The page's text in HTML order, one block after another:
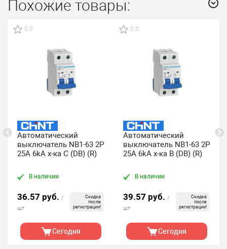
Похожие товары:
0.0
Автоматический
выключатель NB1-63 2P
25A 6kA х-ка C (DB) (R)
В наличии
36.57 руб. /
шт
Скидка
после
регистрации!
Сегодня
0.0
Автоматический
выключатель NB1-63 2P
25A 6kA х-ка B (DB) (R)
В наличии
39.57 руб. /
шт
Скидка
после
регистрации!
Сегодня